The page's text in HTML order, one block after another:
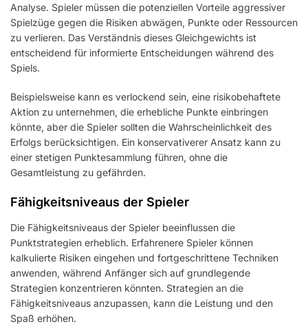
Analyse. Spieler müssen die potenziellen Vorteile aggressiver
Spielzüge gegen die Risiken abwägen, Punkte oder Ressourcen
zu verlieren. Das Verständnis dieses Gleichgewichts ist
entscheidend für informierte Entscheidungen während des
Spiels.
Beispielsweise kann es verlockend sein, eine risikobehaftete
Aktion zu unternehmen, die erhebliche Punkte einbringen
könnte, aber die Spieler sollten die Wahrscheinlichkeit des
Erfolgs berücksichtigen. Ein konservativerer Ansatz kann zu
einer stetigen Punktesammlung führen, ohne die
Gesamtleistung zu gefährden.
Fähigkeitsniveaus der Spieler
Die Fähigkeitsniveaus der Spieler beeinflussen die
Punktstrategien erheblich. Erfahrenere Spieler können
kalkulierte Risiken eingehen und fortgeschrittene Techniken
anwenden, während Anfänger sich auf grundlegende
Strategien konzentrieren könnten. Strategien an die
Fähigkeitsniveaus anzupassen, kann die Leistung und den
Spaß erhöhen.